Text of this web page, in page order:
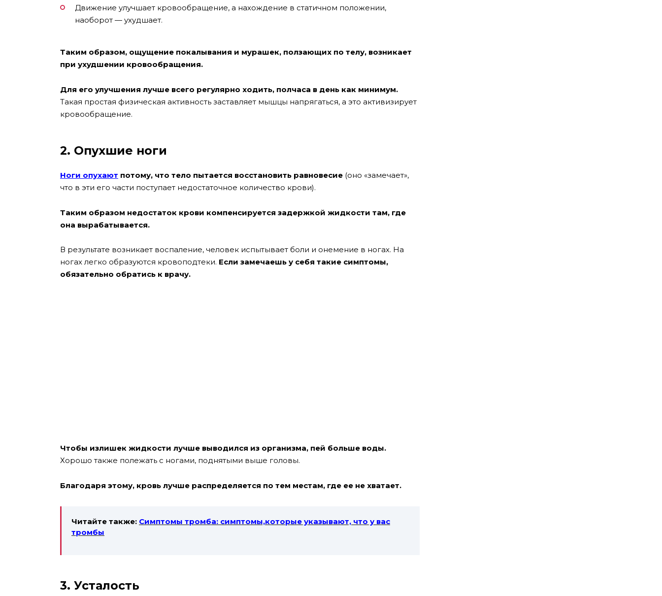
Движение улучшает кровообращение, а нахождение в статичном положении,
наоборот — ухудшает.
Таким образом, ощущение покалывания и мурашек, ползающих по телу, возникает
при ухудшении кровообращения.
Для его улучшения лучше всего регулярно ходить, полчаса в день как минимум.
Такая простая физическая активность заставляет мышцы напрягаться, а это активизирует
кровообращение.
2. Опухшие ноги
Ноги опухают потому, что тело пытается восстановить равновесие (оно «замечает»,
что в эти его части поступает недостаточное количество крови).
Таким образом недостаток крови компенсируется задержкой жидкости там, где
она вырабатывается.
В результате возникает воспаление, человек испытывает боли и онемение в ногах. На
ногах легко образуются кровоподтеки. Если замечаешь у себя такие симптомы,
обязательно обратись к врачу.
Чтобы излишек жидкости лучше выводился из организма, пей больше воды.
Хорошо также полежать с ногами, поднятыми выше головы.
Благодаря этому, кровь лучше распределяется по тем местам, где ее не хватает.
Читайте также: Симптомы тромба: симптомы,которые указывают, что у вас
тромбы
3. Усталость